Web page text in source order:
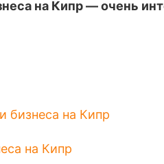
на Кипр — очень
бизнеса на Кипр
на Кипр